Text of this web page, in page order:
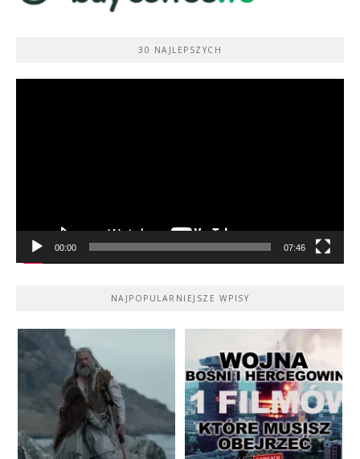
30 NAJLEPSZYCH
00:00 07:46
NAJPOPULARNIEJSZE WPISY